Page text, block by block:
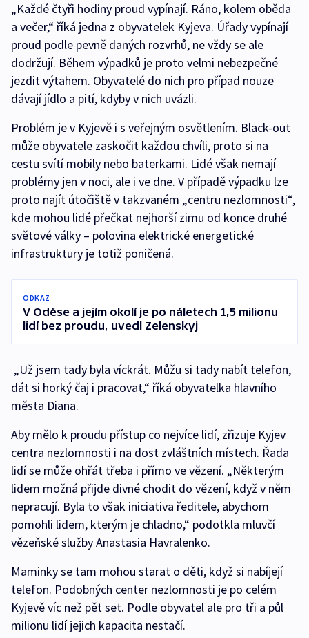
„Každé čtyři hodiny proud vypínají. Ráno, kolem oběda
a večer,“ říká jedna z obyvatelek Kyjeva. Úřady vypínají
proud podle pevně daných rozvrhů, ne vždy se ale
dodržují. Během výpadků je proto velmi nebezpečné
jezdit výtahem. Obyvatelé do nich pro případ nouze
dávají jídlo a pití, kdyby v nich uvázli.
Problém je v Kyjevě i s veřejným osvětlením. Black-out
může obyvatele zaskočit každou chvíli, proto si na
cestu svítí mobily nebo baterkami. Lidé však nemají
problémy jen v noci, ale i ve dne. V případě výpadku lze
proto najít útočiště v takzvaném „centru nezlomnosti“,
kde mohou lidé přečkat nejhorší zimu od konce druhé
světové války –⁠ polovina elektrické energetické
infrastruktury je totiž poničená.
ODKAZ
V Oděse a jejím okolí je po náletech 1,5 milionu
lidí bez proudu, uvedl Zelenskyj
„Už jsem tady byla víckrát. Můžu si tady nabít telefon,
dát si horký čaj i pracovat,“ říká obyvatelka hlavního
města Diana.
Aby mělo k proudu přístup co nejvíce lidí, zřizuje Kyjev
centra nezlomnosti i na dost zvláštních místech. Řada
lidí se může ohřát třeba i přímo ve vězení. „Některým
lidem možná přijde divné chodit do vězení, když v něm
nepracují. Byla to však iniciativa ředitele, abychom
pomohli lidem, kterým je chladno,“ podotkla mluvčí
vězeňské služby Anastasia Havralenko.
Maminky se tam mohou starat o děti, když si nabíjejí
telefon. Podobných center nezlomnosti je po celém
Kyjevě víc než pět set. Podle obyvatel ale pro tři a půl
milionu lidí jejich kapacita nestačí.